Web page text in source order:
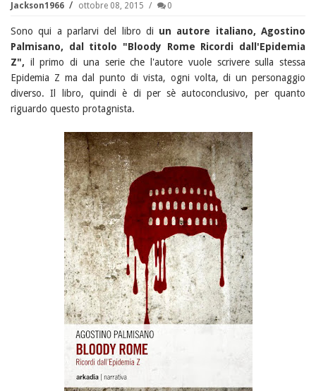
Jackson1966 ottobre 08, 2015 0
Sono qui a parlarvi del libro di un autore italiano, Agostino
Palmisano, dal titolo "Bloody Rome Ricordi dall'Epidemia
Z", il primo di una serie che l'autore vuole scrivere sulla stessa
Epidemia Z ma dal punto di vista, ogni volta, di un personaggio
diverso. Il libro, quindi è di per sè autoconclusivo, per quanto
riguardo questo protagnista.